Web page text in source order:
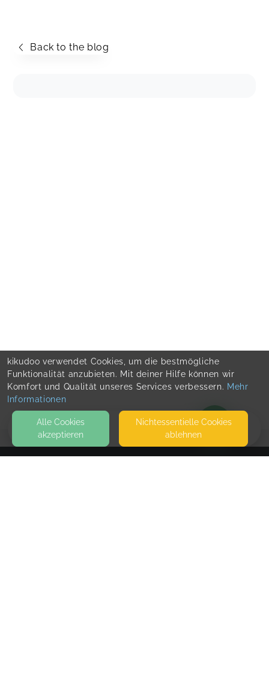
Back to the blog
kikudoo verwendet Cookies, um die bestmögliche
Funktionalität anzubieten. Mit deiner Hilfe können wir
Komfort und Qualität unseres Services verbessern. Mehr
Informationen
Alle Cookies
akzeptieren
Nicht­essentielle Cookies
ablehnen